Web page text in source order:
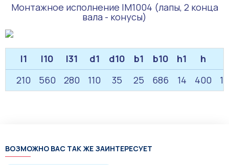
Монтажное исполнение IM1004 (лапы, 2 конца
вала - конусы)
l1 l10 l31 d1 d10 b1 b10 h1 h
210
560 280 110 35 25 686 14 400
ВОЗМОЖНО ВАС ТАК ЖЕ ЗАИНТЕРЕСУЕТ